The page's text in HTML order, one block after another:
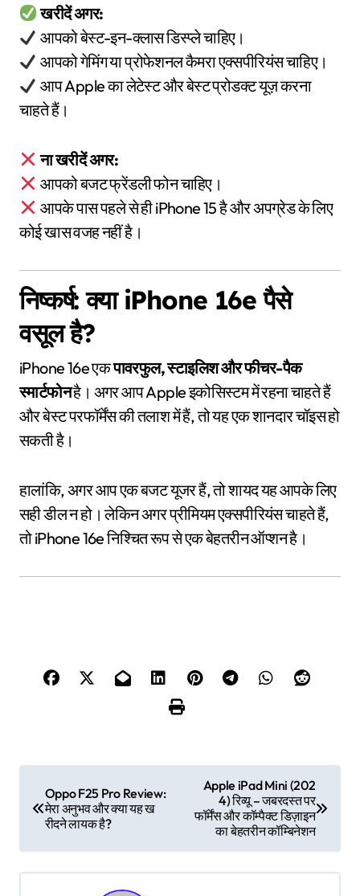
खरीदें अगर:
आपको बेस्ट-इन-क्लास डिस्प्ले चाहिए।
आपको गेमिंग या प्रोफेशनल कैमरा एक्सपीरियंस चाहिए।
आप Apple का लेटेस्ट और बेस्ट प्रोडक्ट यूज़ करना
चाहते हैं।
ना खरीदें अगर:
आपको बजट फ्रेंडली फोन चाहिए।
आपके पास पहले से ही iPhone 15 है और अपग्रेड के लिए
कोई खास वजह नहीं है।
निष्कर्ष: क्या iPhone 16e पैसे
वसूल है?
iPhone 16e एकपावरफुल, स्टाइलिश और फीचर-पैक
स्मार्टफोनहै। अगर आप Apple इकोसिस्टम में रहना चाहते हैं
और बेस्ट परफॉर्मेंस की तलाश में हैं, तो यह एक शानदार चॉइस हो
सकती है।
हालांकि, अगर आप एक बजट यूजर हैं, तो शायद यह आपके लिए
सही डील न हो। लेकिन अगर प्रीमियम एक्सपीरियंस चाहते हैं,
तो iPhone 16e निश्चित रूप से एक बेहतरीन ऑप्शन है।
o
s
t
Oppo F25 Pro Review:
मेरा अनुभव और क्या यह ख
रीदने लायक है?
Apple iPad Mini (202
4) रिव्यू – जबरदस्त पर
फॉर्मेंस और कॉम्पैक्ट डिज़ाइन
का बेहतरीन कॉम्बिनेशन